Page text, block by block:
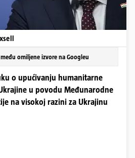
omiljene izvore na Googleu
o upućivanju humanitarne
u povodu Međunarodne
na visokoj razini za Ukrajinu